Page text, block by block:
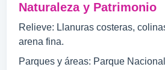
Naturaleza y Patrimonio
Relieve: Llanuras costeras,
arena fina.
Parques y áreas: Parque